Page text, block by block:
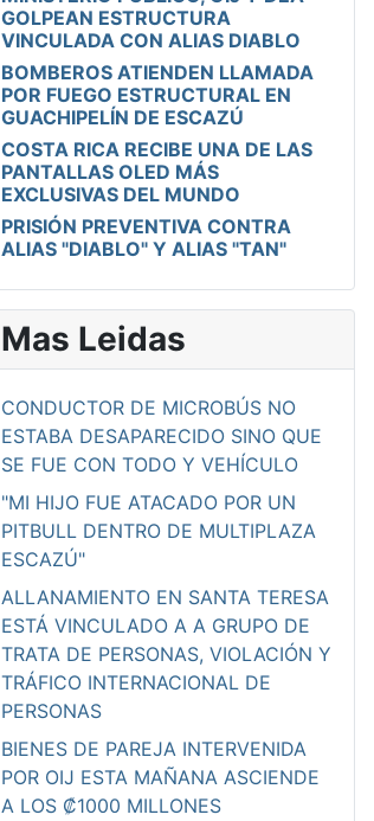
GOLPEAN ESTRUCTURA
VINCULADA CON ALIAS DIABLO
BOMBEROS ATIENDEN LLAMADA
POR FUEGO ESTRUCTURAL EN
GUACHIPELÍN DE ESCAZÚ
COSTA RICA RECIBE UNA DE LAS
PANTALLAS OLED MÁS
EXCLUSIVAS DEL MUNDO
PRISIÓN PREVENTIVA CONTRA
ALIAS "DIABLO" Y ALIAS "TAN"
Mas Leidas
CONDUCTOR DE MICROBÚS NO
ESTABA DESAPARECIDO SINO QUE
SE FUE CON TODO Y VEHÍCULO
"MI HIJO FUE ATACADO POR UN
PITBULL DENTRO DE MULTIPLAZA
ESCAZÚ"
ALLANAMIENTO EN SANTA TERESA
ESTÁ VINCULADO A A GRUPO DE
TRATA DE PERSONAS, VIOLACIÓN Y
TRÁFICO INTERNACIONAL DE
PERSONAS
BIENES DE PAREJA INTERVENIDA
POR OIJ ESTA MAÑANA ASCIENDE
A LOS ₡1000 MILLONES